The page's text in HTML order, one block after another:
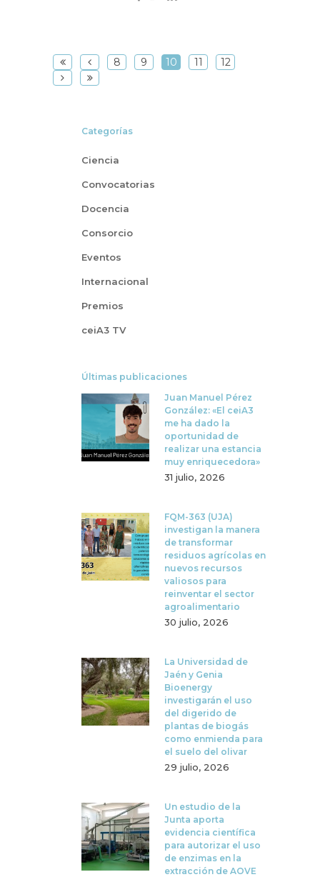
8 9 10 11 12
Categorías
Ciencia
Convocatorias
Docencia
Consorcio
Eventos
Internacional
Premios
ceiA3 TV
Últimas publicaciones
Juan Manuel Pérez
González: «El ceiA3
me ha dado la
oportunidad de
realizar una estancia
muy enriquecedora»
31 julio, 2026
FQM-363 (UJA)
investigan la manera
de transformar
residuos agrícolas en
nuevos recursos
valiosos para
reinventar el sector
agroalimentario
30 julio, 2026
La Universidad de
Jaén y Genia
Bioenergy
investigarán el uso
del digerido de
plantas de biogás
como enmienda para
el suelo del olivar
29 julio, 2026
Un estudio de la
Junta aporta
evidencia científica
para autorizar el uso
de enzimas en la
extracción de AOVE